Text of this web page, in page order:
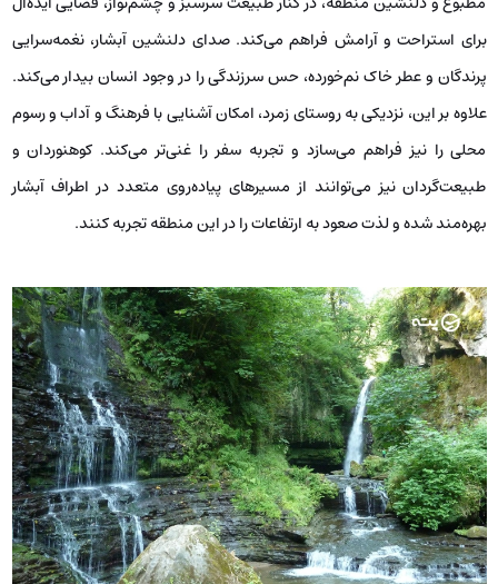
برای استراحت و آرامش فراهم می‌کند. صدای دلنشین آبشار، نغمه‌سرایی
پرندگان و عطر خاک نم‌خورده، حس سرزندگی را در وجود انسان بیدار می‌کند.
علاوه بر این، نزدیکی به روستای زمرد، امکان آشنایی با فرهنگ و آداب و رسوم
محلی را نیز فراهم می‌سازد و تجربه‌ سفر را غنی‌تر می‌کند. کوهنوردان و
طبیعت‌گردان نیز می‌توانند از مسیرهای پیاده‌روی متعدد در اطراف آبشار
بهره‌مند شده و لذت صعود به ارتفاعات را در این منطقه تجربه کنند.